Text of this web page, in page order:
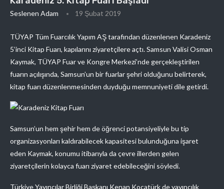
Seslenen Adam 19 Şubat 2019
TÜYAP Tüm Fuarcılık Yapım AŞ tarafından düzenlenen Karadeniz
5’inci Kitap Fuarı, kapılarını ziyaretçilere açtı. Samsun Valisi Osman
Kaymak, TÜYAP Fuar ve Kongre Merkezi’nde gerçekleştirilen
fuarın açılışında, Samsun’un bir fuarlar şehri olduğunu belirterek,
kitap fuarı düzenlenmesinden duyduğu memnuniyeti dile getirdi.
Samsun’un hem şehir hem de öğrenci potansiyeliyle bu tip
organizasyonları kaldırabilecek kapasitesi bulunduğuna işaret
eden Kaymak, konumu itibarıyla da çevre illerden gelen
ziyaretçilerin kolayca fuarı ziyaret edebileceğini söyledi.
Türkiye Yayıncılar Birliği Başkanı Kenan Kocatürk de yayıncılık